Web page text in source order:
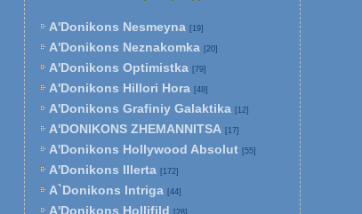
A'Donikons Nesmeyna [19]
A'Donikons Neznakomka [20]
A'Donikons Optimistka [79]
A'Donikons Hillori Hora [48]
A'Donikons Grafiniy Galaktika [12]
A'DONIKONS ZHEMANNITSA [17]
A'Donikons Hollywood Absolut [55]
A'Donikons Illerta [172]
A`Donikons Intriga [44]
A'Donikons Hollifild